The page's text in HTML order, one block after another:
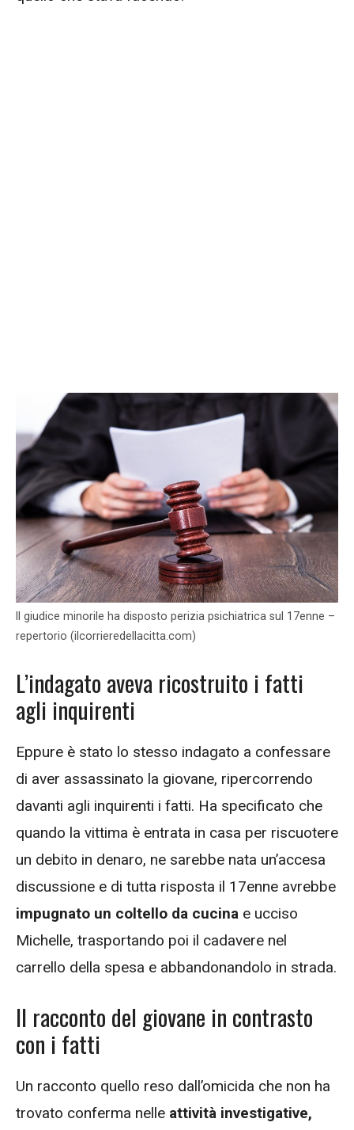
Il giudice minorile ha disposto perizia psichiatrica sul 17enne –
repertorio (ilcorrieredellacitta.com)
L’indagato aveva ricostruito i fatti
agli inquirenti
Eppure è stato lo stesso indagato a confessare
di aver assassinato la giovane, ripercorrendo
davanti agli inquirenti i fatti. Ha specificato che
quando la vittima è entrata in casa per riscuotere
un debito in denaro, ne sarebbe nata un’accesa
discussione e di tutta risposta il 17enne avrebbe
impugnato un coltello da cucina e ucciso
Michelle, trasportando poi il cadavere nel
carrello della spesa e abbandonandolo in strada.
Il racconto del giovane in contrasto
con i fatti
Un racconto quello reso dall’omicida che non ha
trovato conferma nelle attività investigative,